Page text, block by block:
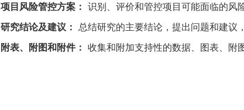
项目风险管控方案： 识别、评价和管控项目可能面临的风
研究结论及建议： 总结研究的主要结论，提出问题和建议
附表、附图和附件： 收集和附加支持性的数据、图表、附